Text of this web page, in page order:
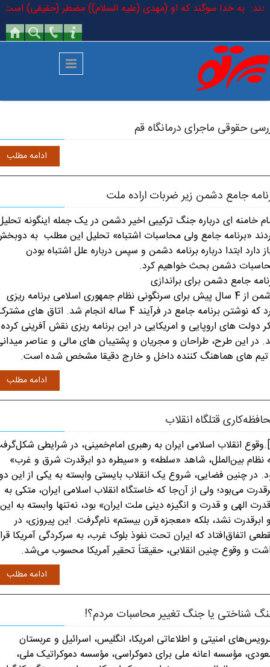
رفتن به محتوای اصلی
فرمودند: به خدا سوگند که او (مهدی (علیه السلام)) مضطر (حقیقی) است
حقوقی ماجرای درمانگاه قم
ادامه مطلب
جامع دشمن زیر ضربات اراده ملت
خامنه ای درباره جنگ ترکیبی اخیر دشمن در یک جمله اینگونه
«برنامه جامع ولی محاسبات اشتباه» تحلیل این مطلب به
دارد ابتدا درباره برنامه دشمن و سپس درباره علل اشتباه بودن
دشمن بحث خواهیم کرد.
جامع دشمن برای براندازی
دشمن از 4 سال پیش برای سرنگونی نظام جمهوری اسلامی برنامه ریزی
کرد که نوشتن برنامه جامع در فرآیند 4 ساله انجام شد. اتاق های
دولت های اروپایی و امریکایی در این برنامه ریزی نقش آفرینی کرده
در این طرح، طراحان و مجریان و پشتیبان های مالی و عناصر
های هماهنگ کننده داخل و خارج دقیقا مشخص شده است.
ادامه مطلب
قتلگاه انقلاب
[۱].وقوع انقلاب اسلامی ایران به رهبری امام‌خمینی، در شرایطی
نظام بین‌الملل، شاهد «سلطه» و «سیطره دو ابرقدرت شرق و غرب»
در چنین فضایی، شروع یک انقلاب بایستی وابسته به یکی از این
می‌بود؛ ولی از آن‌جا که خاستگاه انقلاب اسلامی ایران، متکی به
الهی و قدرت و انگیزه دینی ملت ایران» بود، نه‌تنها وابسته به این
ابرقدرت نشد، بلکه «معجزه قرن بیستم» نام‌گرفت. این پیروزی، در
اتفاق‌افتاد که ایران تحت نفوذ بلوک غرب، به سرکردگی آمریکا
و وقوع چنین انقلابی، حقیقتاً تحقیر آمریکا محسوب می‌شد.
ادامه مطلب
شناختی یا جنگ تغییر محاسبات مردم؟!
امنیتی و اطلاعاتی امریکا، انگلیس، اسرائیل و عربستان
مؤسسه اعانه ملی برای دموکراسی، مؤسسه دموکراتیک ملی،